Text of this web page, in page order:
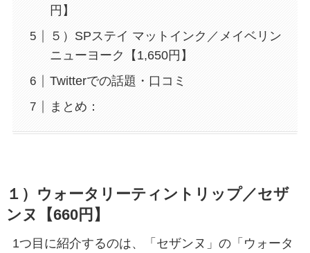
円】
５）SPステイ マットインク／メイベリン
ニューヨーク【1,650円】
Twitterでの話題・口コミ
まとめ：
１）ウォータリーティントリップ／セザ
ンヌ【660円】
1つ目に紹介するのは、「セザンヌ」の「ウォータ